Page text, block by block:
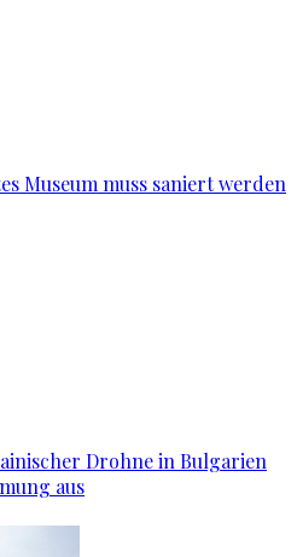
Museum muss saniert werden
Drohne in Bulgarien
aus